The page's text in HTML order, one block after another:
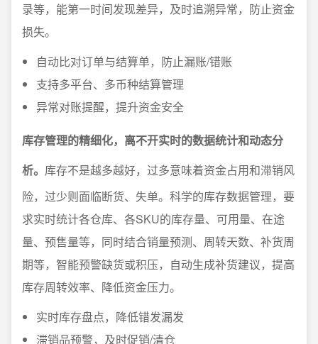
录等，能第一时间发现差异，及时追溯异常，防止资金
损失。
自动比对订单与结算单，防止漏账/错账
支持多平台、多币种结算管理
异常对账提醒，提升资金安全
库存管理的精细化，离不开实时的数据统计和动态分
析。 库存不是越多越好，过多意味着资金占用和滞销风
险，过少则面临断货、失单。科学的库存数据管理，要
求实时统计各仓库、各SKU的库存量、可用量、在途
量、预售量等，同时结合销量预测、周转天数、补货周
期等，智能预警缺货或积压，自动生成补货建议，提高
库存周转效率、降低资金压力。
实时库存盘点，降低错发漏发
滞销品预警，及时促销/清仓